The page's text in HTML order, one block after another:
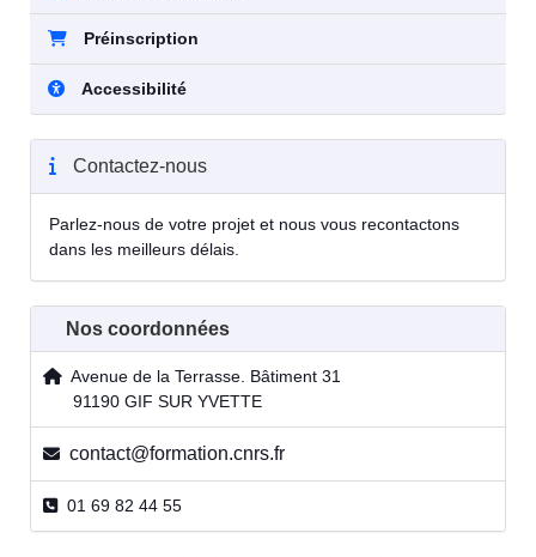
Préinscription
Accessibilité
Contactez-nous
Parlez-nous de votre projet et nous vous recontactons
dans les meilleurs délais.
Nos coordonnées
Avenue de la Terrasse. Bâtiment 31
91190 GIF SUR YVETTE
contact@formation.cnrs.fr
01 69 82 44 55